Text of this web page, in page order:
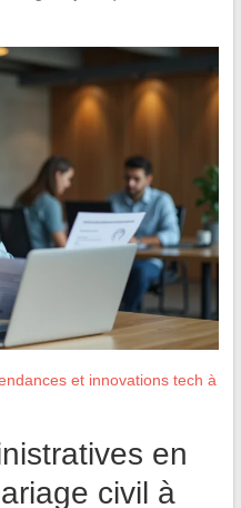
et innovations tech à
en
civil à